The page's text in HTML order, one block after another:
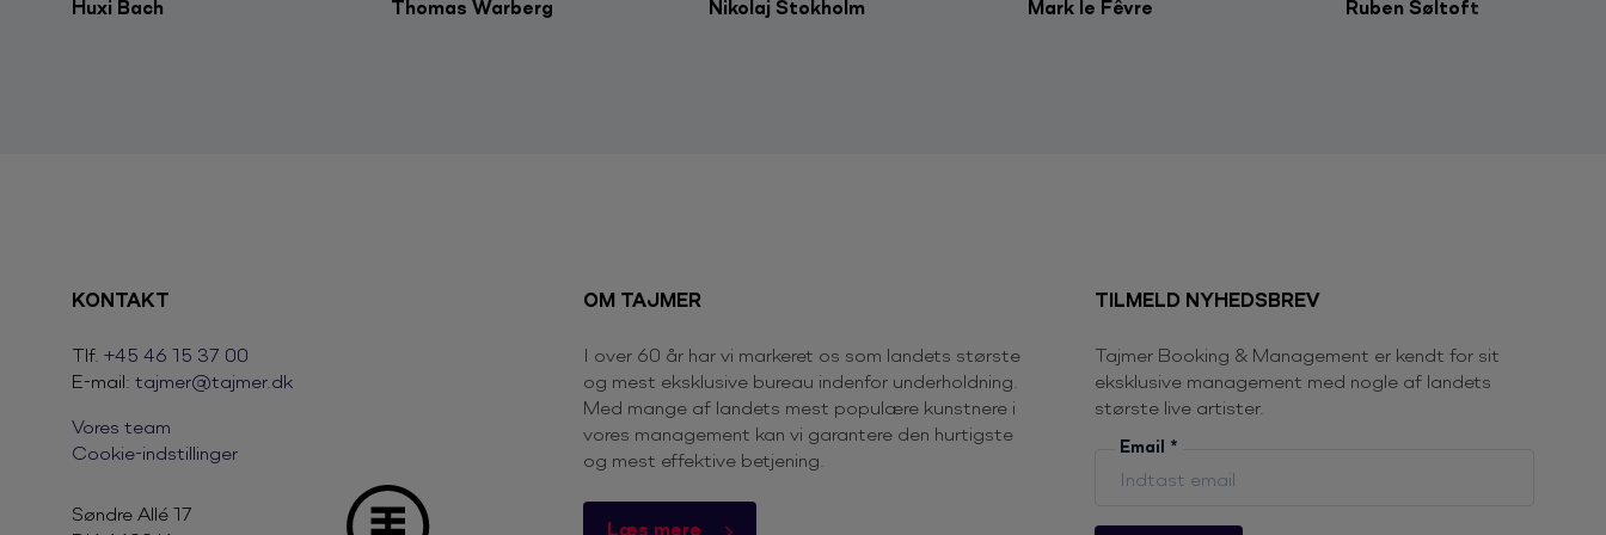
Huxi Bach Thomas Warberg Nikolaj Stokholm Mark le Fêvre Ruben Søltoft
KONTAKT
Tlf. +45 46 15 37 00
E-mail: tajmer@tajmer.dk
Vores team
Cookie-indstillinger
Søndre Allé 17
OM TAJMER
I over 60 år har vi markeret os som landets største
og mest eksklusive bureau indenfor underholdning.
Med mange af landets mest populære kunstnere i
vores management kan vi garantere den hurtigste
og mest effektive betjening.
Læs mere
TILMELD NYHEDSBREV
Tajmer Booking & Management er kendt for sit
eksklusive management med nogle af landets
største live artister.
Email *